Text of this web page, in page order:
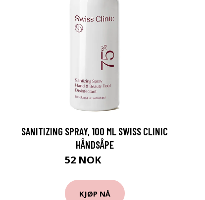
SANITIZING SPRAY, 100 ML SWISS CLINIC
HÅNDSÅPE
52 NOK
KJØP NÅ